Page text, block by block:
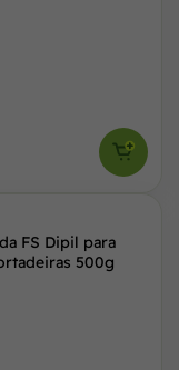
FS Dipil para
500g